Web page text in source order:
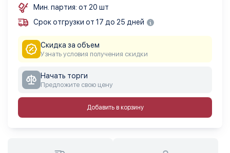
Мин. партия: от 20 шт
Срок отгрузки от 17 до 25 дней
Скидка за объем
Узнать условия получения скидки
Начать торги
Предложите свою цену
Добавить в корзину